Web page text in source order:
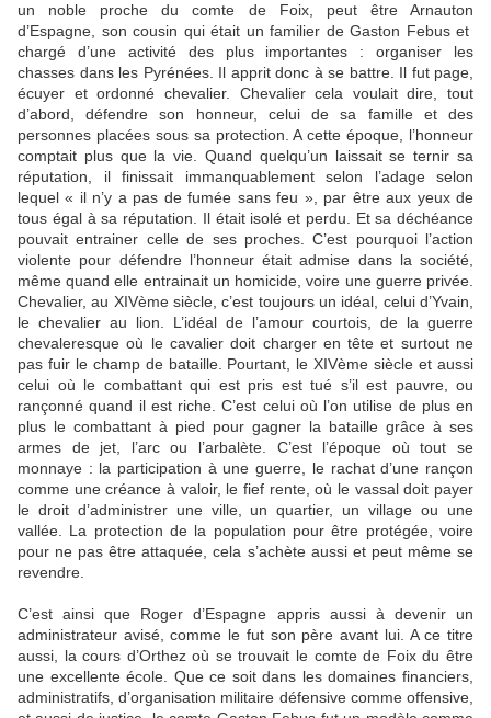
un noble proche du comte de Foix, peut être Arnauton
d’Espagne, son cousin qui était un familier de Gaston Febus et
chargé d’une activité des plus importantes : organiser les
chasses dans les Pyrénées. Il apprit donc à se battre. Il fut page,
écuyer et ordonné chevalier. Chevalier cela voulait dire, tout
d’abord, défendre son honneur, celui de sa famille et des
personnes placées sous sa protection. A cette époque, l’honneur
comptait plus que la vie. Quand quelqu’un laissait se ternir sa
réputation, il finissait immanquablement selon l’adage selon
lequel « il n’y a pas de fumée sans feu », par être aux yeux de
tous égal à sa réputation. Il était isolé et perdu. Et sa déchéance
pouvait entrainer celle de ses proches. C’est pourquoi l’action
violente pour défendre l’honneur était admise dans la société,
même quand elle entrainait un homicide, voire une guerre privée.
Chevalier, au XIVème siècle, c’est toujours un idéal, celui d’Yvain,
le chevalier au lion. L’idéal de l’amour courtois, de la guerre
chevaleresque où le cavalier doit charger en tête et surtout ne
pas fuir le champ de bataille. Pourtant, le XIVème siècle et aussi
celui où le combattant qui est pris est tué s’il est pauvre, ou
rançonné quand il est riche. C’est celui où l’on utilise de plus en
plus le combattant à pied pour gagner la bataille grâce à ses
armes de jet, l’arc ou l’arbalète. C’est l’époque où tout se
monnaye : la participation à une guerre, le rachat d’une rançon
comme une créance à valoir, le fief rente, où le vassal doit payer
le droit d’administrer une ville, un quartier, un village ou une
vallée. La protection de la population pour être protégée, voire
pour ne pas être attaquée, cela s’achète aussi et peut même se
revendre.
C’est ainsi que Roger d’Espagne appris aussi à devenir un
administrateur avisé, comme le fut son père avant lui. A ce titre
aussi, la cours d’Orthez où se trouvait le comte de Foix du être
une excellente école. Que ce soit dans les domaines financiers,
administratifs, d’organisation militaire défensive comme offensive,